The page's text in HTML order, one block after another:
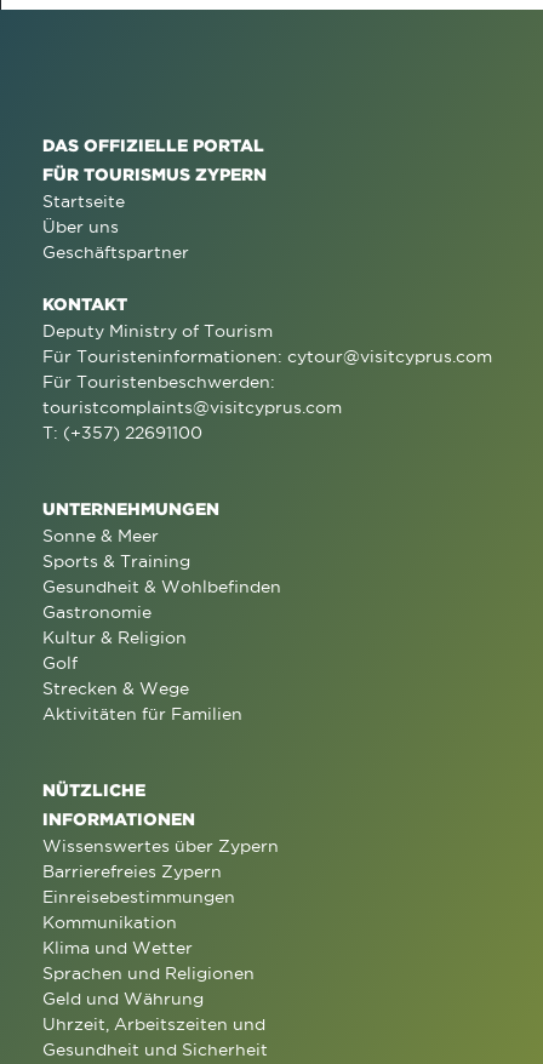
DAS OFFIZIELLE PORTAL
FÜR TOURISMUS ZYPERN
Startseite
Über uns
Geschäftspartner
KONTAKT
Deputy Ministry of Tourism
Für Touristeninformationen: cytour@visitcyprus.com
Für Touristenbeschwerden:
touristcomplaints@visitcyprus.com
T: (+357) 22691100
UNTERNEHMUNGEN
Sonne & Meer
Sports & Training
Gesundheit & Wohlbefinden
Gastronomie
Kultur & Religion
Golf
Strecken & Wege
Aktivitäten für Familien
NÜTZLICHE
INFORMATIONEN
Wissenswertes über Zypern
Barrierefreies Zypern
Einreisebestimmungen
Kommunikation
Klima und Wetter
Sprachen und Religionen
Geld und Währung
Uhrzeit, Arbeitszeiten und
Gesundheit und Sicherheit